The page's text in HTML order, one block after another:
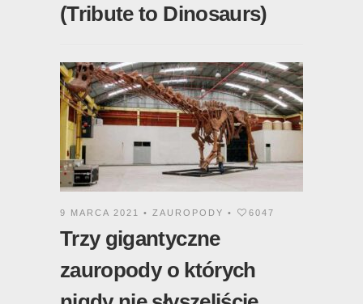
(Tribute to Dinosaurs)
9 MARCA 2021 • ZAUROPODY • 6047
Trzy gigantyczne
zauropody o których